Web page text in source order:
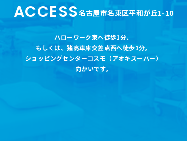
ACCESS名古屋市名東区平和が丘1-10
ハローワーク東へ徒歩1分、
もしくは、猪高車庫交差点西へ徒歩1分。
ショッピングセンターコスモ（アオキスーパー）
向かいです。